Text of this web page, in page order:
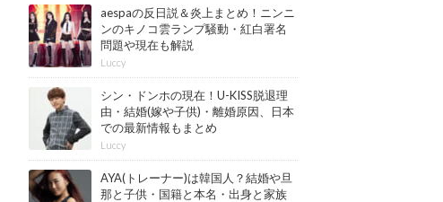
aespaの反日説＆炎上まとめ！ニンニ
ンのキノコ雲ランプ騒動・紅白署名
問題や現在も解説
Luccy
シン・ドンホの現在！U-KISS脱退理
由・結婚(嫁や子供)・離婚原因、日本
での最新情報もまとめ
Luccy
AYA(トレーナー)は韓国人？結婚や旦
那と子供・国籍と本名・出身と家族